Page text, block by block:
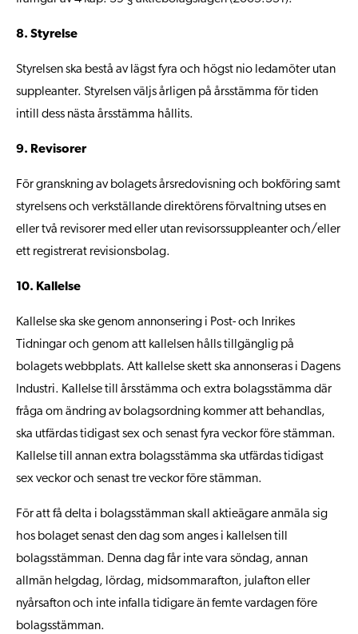
8. Styrelse
Styrelsen ska bestå av lägst fyra och högst nio ledamöter utan
suppleanter. Styrelsen väljs årligen på årsstämma för tiden
intill dess nästa årsstämma hållits.
9. Revisorer
För granskning av bolagets årsredovisning och bokföring samt
styrelsens och verkställande direktörens förvaltning utses en
eller två revisorer med eller utan revisorssuppleanter och/eller
ett registrerat revisionsbolag.
10. Kallelse
Kallelse ska ske genom annonsering i Post- och Inrikes
Tidningar och genom att kallelsen hålls tillgänglig på
bolagets webbplats. Att kallelse skett ska annonseras i Dagens
Industri. Kallelse till årsstämma och extra bolagsstämma där
fråga om ändring av bolagsordning kommer att behandlas,
ska utfärdas tidigast sex och senast fyra veckor före stämman.
Kallelse till annan extra bolagsstämma ska utfärdas tidigast
sex veckor och senast tre veckor före stämman.
För att få delta i bolagsstämman skall aktieägare anmäla sig
hos bolaget senast den dag som anges i kallelsen till
bolagsstämman. Denna dag får inte vara söndag, annan
allmän helgdag, lördag, midsommarafton, julafton eller
nyårsafton och inte infalla tidigare än femte vardagen före
bolagsstämman.